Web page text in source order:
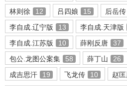
林则徐
12 吕四娘 15 后岳传
李自成.辽宁版
13 李自成.天津版
李自成.江苏版
10 薛刚反唐 37
包公.龙图公案集
58 薛丁山 26
成吉思汗
19 飞龙传 10 赵